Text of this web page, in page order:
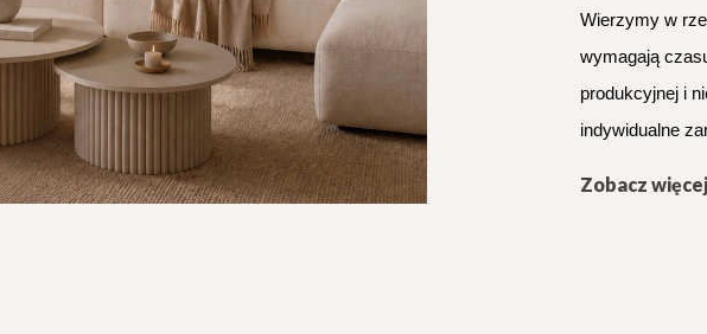
Wierzymy w
wymagają
produkcyjnej i
indywidualne
Zobacz więcej